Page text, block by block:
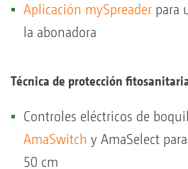
Aplicación mySpreader para
la abonadora
Técnica de protección
Controles eléctricos de
AmaSwitch y AmaSelect
50 cm